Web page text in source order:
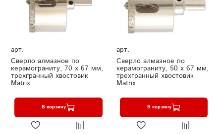
арт.
Сверло алмазное по
керамограниту, 70 х 67 мм,
трехгранный хвостовик
Matrix
В корзину
арт.
Сверло алмазное по
керамограниту, 50 х 67 мм,
трехгранный хвостовик
Matrix
В корзину